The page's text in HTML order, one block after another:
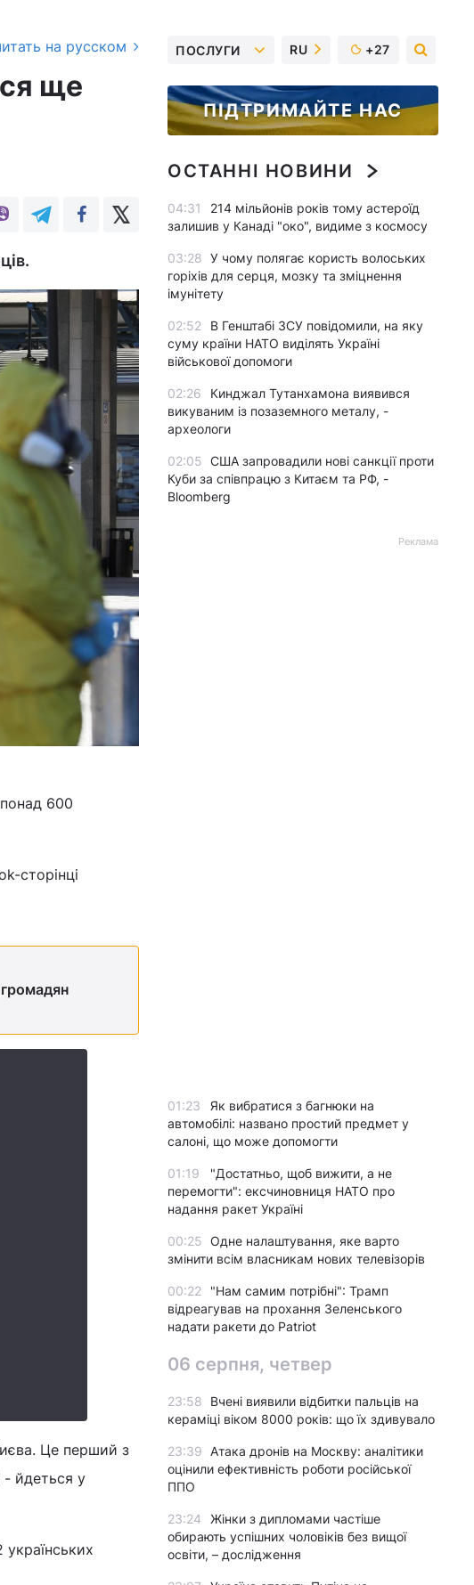
на русском
ще
600
сторінці
Це перший з
- йдеться у
ПОСЛУГИ RU +27
ПІДТРИМАЙТЕ НАС
ОСТАННІ НОВИНИ
04:31
214 мільйонів років тому астероїд
залишив у Канаді "око", видиме з космосу
03:28 У чому полягає користь волоських
горіхів для серця, мозку та зміцнення
імунітету
02:52
В Генштабі ЗСУ повідомили, на яку
суму країни НАТО виділять Україні
військової допомоги
02:26
Кинджал Тутанхамона виявився
викуваним із позаземного металу, -
археологи
02:05 США запровадили нові санкції проти
Куби за співпрацю з Китаєм та РФ, -
Bloomberg
Реклама
01:23
Як вибратися з багнюки на
автомобілі: названо простий предмет у
салоні, що може допомогти
01:19
"Достатньо, щоб вижити, а не
перемогти": ексчиновниця НАТО про
надання ракет Україні
00:25 Одне налаштування, яке варто
змінити всім власникам нових телевізорів
00:22
"Нам самим потрібні": Трамп
відреагував на прохання Зеленського
надати ракети до Patriot
06 серпня, четвер
23:58
Вчені виявили відбитки пальців на
кераміці віком 8000 років: що їх здивувало
23:39
Атака дронів на Москву: аналітики
оцінили ефективність роботи російської
ППО
23:24
Жінки з дипломами частіше
обирають успішних чоловіків без вищої
освіти, – дослідження